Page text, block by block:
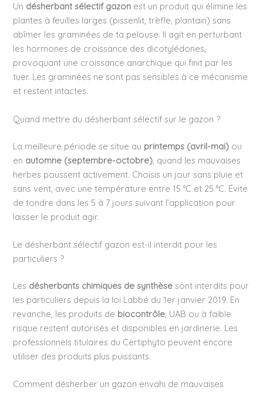
Un désherbant sélectif gazon est un produit qui élimine les
plantes à feuilles larges (pissenlit, trèfle, plantain) sans
abîmer les graminées de ta pelouse. Il agit en perturbant
les hormones de croissance des dicotylédones,
provoquant une croissance anarchique qui finit par les
tuer. Les graminées ne sont pas sensibles à ce mécanisme
et restent intactes.
Quand mettre du désherbant sélectif sur le gazon ?
La meilleure période se situe au printemps (avril-mai) ou
en automne (septembre-octobre) , quand les mauvaises
herbes poussent activement. Choisis un jour sans pluie et
sans vent, avec une température entre 15 °C et 25 °C. Évite
de tondre dans les 5 à 7 jours suivant l’application pour
laisser le produit agir.
Le désherbant sélectif gazon est-il interdit pour les
particuliers ?
Les désherbants chimiques de synthèse sont interdits pour
les particuliers depuis la loi Labbé du 1er janvier 2019. En
revanche, les produits de biocontrôle , UAB ou à faible
risque restent autorisés et disponibles en jardinerie. Les
professionnels titulaires du Certiphyto peuvent encore
utiliser des produits plus puissants.
Comment désherber un gazon envahi de mauvaises